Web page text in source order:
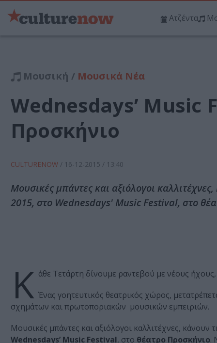
Ατζέντα
Μουσική / Μουσικά Νέα
Wednesdays’ Music
Προσκήνιο
CULTURENOW / 16-12-2015 / 13:40
Μουσικές μπάντες και αξιόλογοι
2015, στο Wednesdays' Music Festival, στο
Κ άθε Τετάρτη δίνουμε ραντεβού με νέους
Ένας γοητευτικός θεατρικός χώρος,
σχημάτων και πρωτοποριακών μουσικών εμπειριών.
Μουσικές μπάντες και αξιόλογοι καλλιτέχνες, κάνουν
Wednesdays’ Music Festival, στο θέατρο Προσκήνιο.